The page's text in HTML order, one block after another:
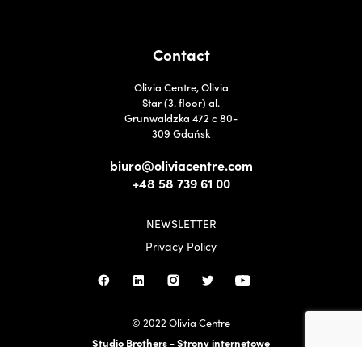
Contact
Olivia Centre, Olivia
Star (3. floor) al.
Grunwaldzka 472 c 80-
309 Gdańsk
biuro@oliviacentre.com
+48 58 739 61 00
NEWSLETTER
Privacy Policy
© 2022 Olivia Centre
Studio Brothers - Strony internetowe